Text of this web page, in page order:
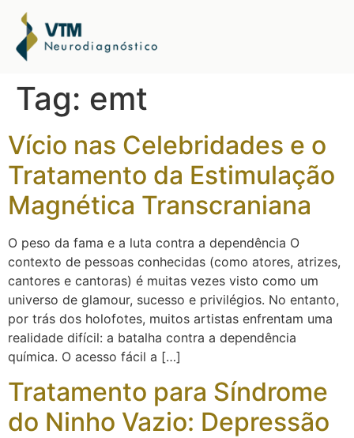
Tag: emt
Vício nas Celebridades e o
Tratamento da Estimulação
Magnética Transcraniana
O peso da fama e a luta contra a dependência O
contexto de pessoas conhecidas (como atores, atrizes,
cantores e cantoras) é muitas vezes visto como um
universo de glamour, sucesso e privilégios. No entanto,
por trás dos holofotes, muitos artistas enfrentam uma
realidade difícil: a batalha contra a dependência
química. O acesso fácil a […]
Tratamento para Síndrome
do Ninho Vazio: Depressão